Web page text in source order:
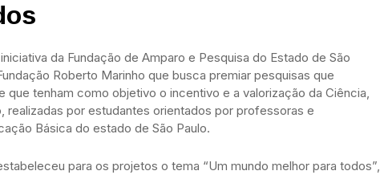
da Fundação de Amparo e Pesquisa do Estado de São
Roberto Marinho que busca premiar pesquisas que
tenham como objetivo o incentivo e a valorização da Ciência,
realizadas por estudantes orientados por professoras e
Básica do estado de São Paulo.
para os projetos o tema “Um mundo melhor para todos”,